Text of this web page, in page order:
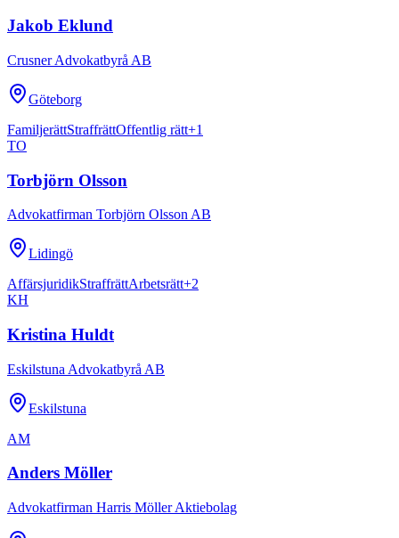
Jakob Eklund
Crusner Advokatbyrå AB
Göteborg
FamiljerättStraffrättOffentlig rätt+1
TO
Torbjörn Olsson
Advokatfirman Torbjörn Olsson AB
Lidingö
AffärsjuridikStraffrättArbetsrätt+2
KH
Kristina Huldt
Eskilstuna Advokatbyrå AB
Eskilstuna
AM
Anders Möller
Advokatfirman Harris Möller Aktiebolag